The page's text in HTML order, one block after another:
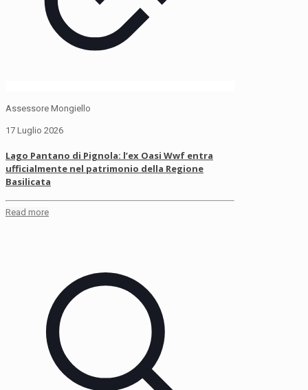
Assessore Mongiello
17 Luglio 2026
Lago Pantano di Pignola: l’ex Oasi Wwf entra
ufficialmente nel patrimonio della Regione
Basilicata
Read more